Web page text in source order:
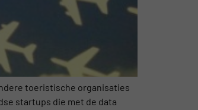
toeristische organisaties
startups die met de data